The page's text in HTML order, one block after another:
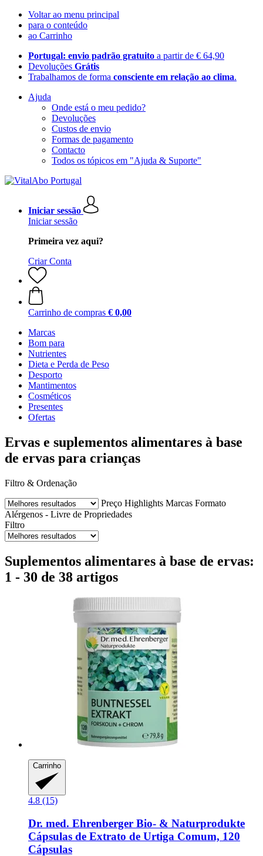
Voltar ao menu principal
para o conteúdo
ao Carrinho
Portugal: envio padrão gratuito a partir de € 64,90
Devoluções Grátis
Trabalhamos de forma consciente em relação ao clima.
Ajuda
Onde está o meu pedido?
Devoluções
Custos de envio
Formas de pagamento
Contacto
Todos os tópicos em "Ajuda & Suporte"
Iniciar sessão
Iniciar sessão
Primeira vez aqui?
Criar Conta
Carrinho de compras € 0,00
Marcas
Bom para
Nutrientes
Dieta e Perda de Peso
Desporto
Mantimentos
Cosméticos
Presentes
Ofertas
Ervas e suplementos alimentares à base
de ervas para crianças
Filtro & Ordenação
Preço Highlights Marcas Formato
Alérgenos - Livre de Propriedades
Filtro
Suplementos alimentares à base de ervas:
1 - 30 de 38 artigos
Carrinho
4.8 (15)
Dr. med. Ehrenberger Bio- & Naturprodukte
Cápsulas de Extrato de Urtiga Comum, 120
Cápsulas